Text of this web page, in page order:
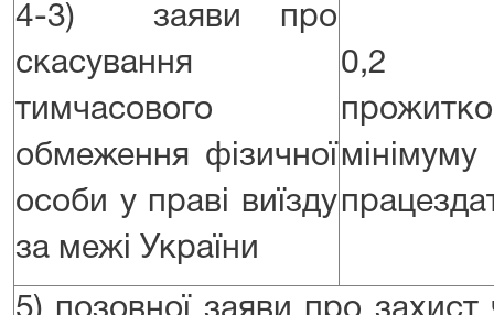
4-3) заяви про
скасування
тимчасового
обмеження фізичної
особи у праві виїзду
за межі України
0,2